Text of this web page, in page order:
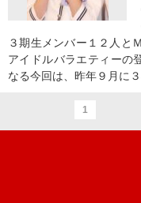
３期生メンバー１２人と
アイドルバラエティーの
なる今回は、昨年９月に
1